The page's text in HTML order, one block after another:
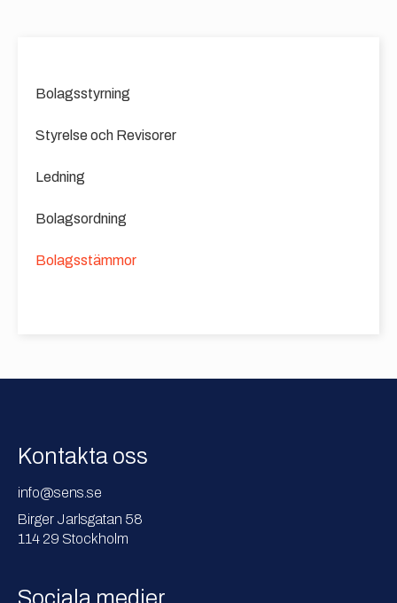
Bolagsstyrning
Styrelse och Revisorer
Ledning
Bolagsordning
Bolagsstämmor
Kontakta oss
info@sens.se
Birger Jarlsgatan 58
114 29 Stockholm
Sociala medier